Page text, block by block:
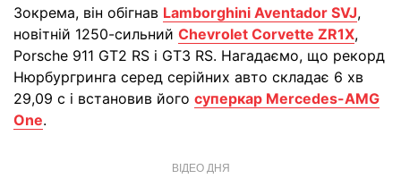
Зокрема, він обігнав Lamborghini Aventador SVJ,
новітній 1250-сильний Chevrolet Corvette ZR1X,
Porsche 911 GT2 RS і GT3 RS. Нагадаємо, що рекорд
Нюрбургринга серед серійних авто складає 6 хв
29,09 с і встановив його суперкар Mercedes-AMG
One.
ВІДЕО ДНЯ